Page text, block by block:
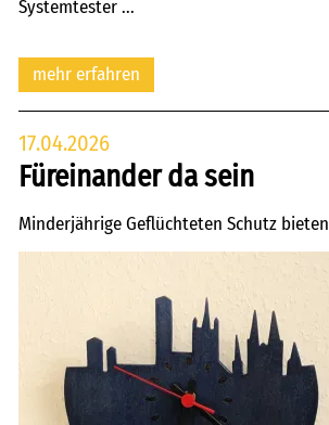
Systemtester ...
mehr erfahren
17.04.2026
Füreinander da sein
Minderjährige Geflüchteten Schutz bieten